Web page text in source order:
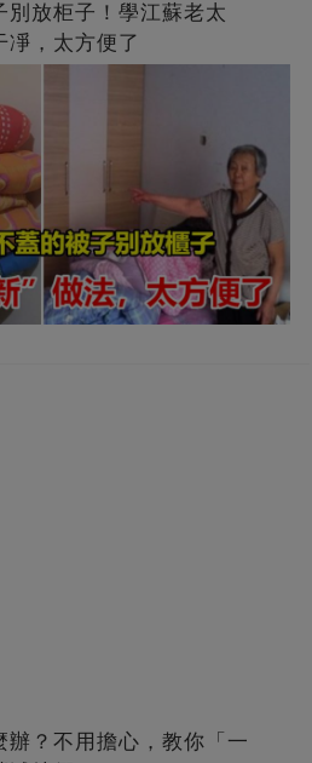
別放柜子！學江蘇老太
凈，太方便了
辦？不用擔心，教你「一